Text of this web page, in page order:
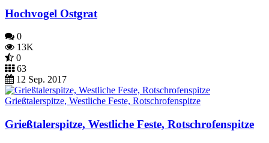
Hochvogel Ostgrat
0
13K
0
63
12 Sep. 2017
Grießtalerspitze, Westliche Feste, Rotschrofenspitze
Grießtalerspitze, Westliche Feste, Rotschrofenspitze